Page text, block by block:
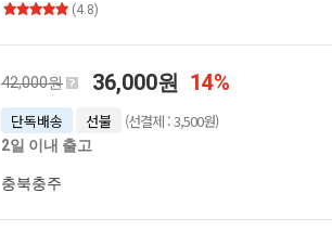
(4.8)
42,000원 36,000원 14%
단독배송 선불 (선결제 : 3,500원)
2일 이내 출고
충북충주